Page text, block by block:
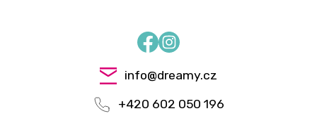
FacebookInstagram
info@dreamy.cz
+420 602 050 196